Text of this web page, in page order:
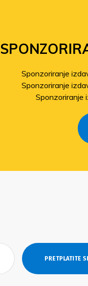
Sponzoriranje
Sponzoriranje
Sponzoriranje